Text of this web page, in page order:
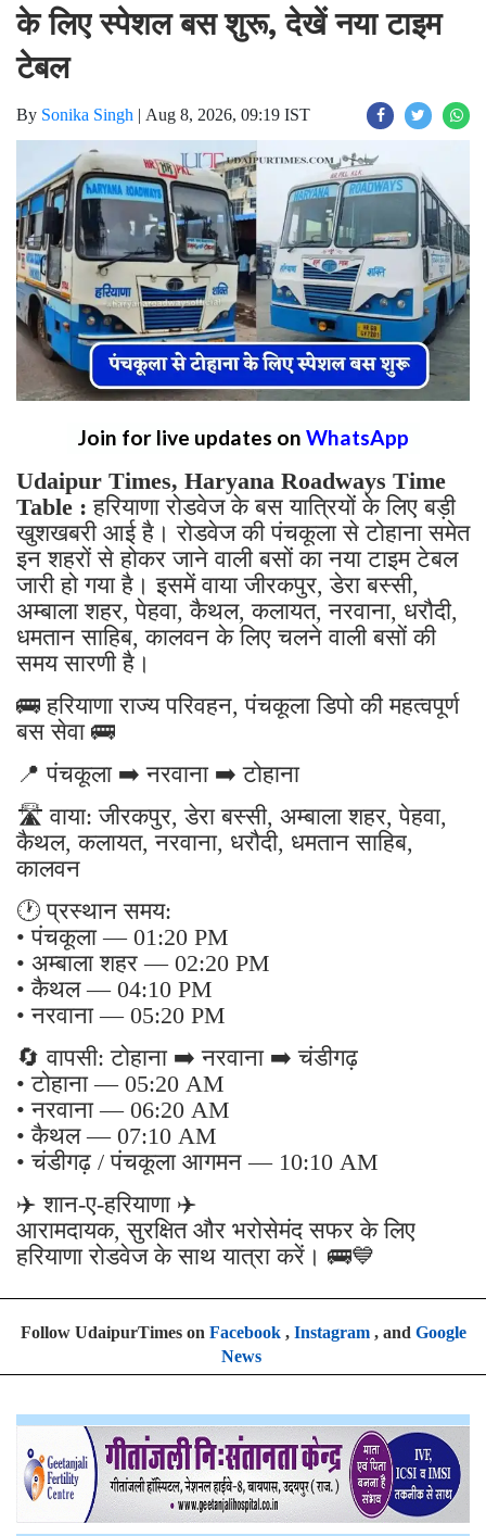
के लिए स्पेशल बस शुरू, देखें नया टाइम
टेबल
By Sonika Singh | Aug 8, 2026, 09:19 IST
Join for live updates on WhatsApp
Udaipur Times, Haryana Roadways Time
Table : हरियाणा रोडवेज के बस यात्रियों के लिए बड़ी
खुशखबरी आई है। रोडवेज की पंचकूला से टोहाना समेत
इन शहरों से होकर जाने वाली बसों का नया टाइम टेबल
जारी हो गया है। इसमें वाया जीरकपुर, डेरा बस्सी,
अम्बाला शहर, पेहवा, कैथल, कलायत, नरवाना, धरौदी,
धमतान साहिब, कालवन के लिए चलने वाली बसों की
समय सारणी है।
🚌 हरियाणा राज्य परिवहन, पंचकूला डिपो की महत्वपूर्ण
बस सेवा 🚌
📍 पंचकूला ➡️ नरवाना ➡️ टोहाना
🛣️ वाया: जीरकपुर, डेरा बस्सी, अम्बाला शहर, पेहवा,
कैथल, कलायत, नरवाना, धरौदी, धमतान साहिब,
कालवन
🕐 प्रस्थान समय:
• पंचकूला — 01:20 PM
• अम्बाला शहर — 02:20 PM
• कैथल — 04:10 PM
• नरवाना — 05:20 PM
🔄 वापसी: टोहाना ➡️ नरवाना ➡️ चंडीगढ़
• टोहाना — 05:20 AM
• नरवाना — 06:20 AM
• कैथल — 07:10 AM
• चंडीगढ़ / पंचकूला आगमन — 10:10 AM
✈️ शान-ए-हरियाणा ✈️
आरामदायक, सुरक्षित और भरोसेमंद सफर के लिए
हरियाणा रोडवेज के साथ यात्रा करें। 🚌💙
Follow UdaipurTimes on Facebook, Instagram, and Google
News